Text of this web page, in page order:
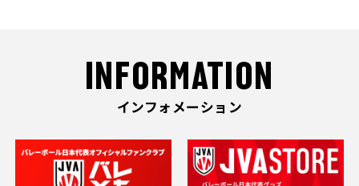
INFORMATION
インフォメーション